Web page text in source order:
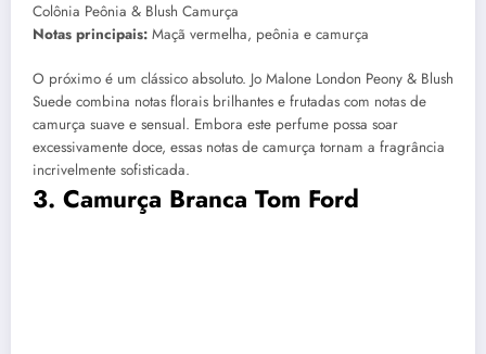
Colônia Peônia & Blush Camurça
Notas principais: Maçã vermelha, peônia e camurça
O próximo é um clássico absoluto. Jo Malone London Peony & Blush
Suede combina notas florais brilhantes e frutadas com notas de
camurça suave e sensual. Embora este perfume possa soar
excessivamente doce, essas notas de camurça tornam a fragrância
incrivelmente sofisticada.
3. Camurça Branca Tom Ford